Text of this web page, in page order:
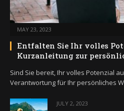
MAY 23, 2023
Entfalten Sie Ihr volles
Kurzanleitung zur
Sind Sie bereit, Ihr volles Potenzial
Verantwortung für Ihr persönliches
JULY 2, 2023